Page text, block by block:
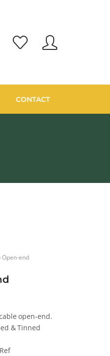
CONTACT
Open-end
open-end.
& Tinned